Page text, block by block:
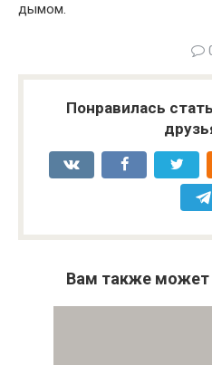
дымом.
Понравилась
Вам также может